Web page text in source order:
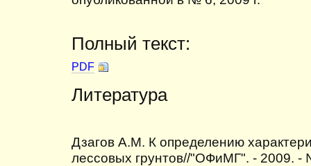
Полный текст:
PDF
Литература
Дзагов А.М. К определению
лессовых грунтов//"ОФиМГ". - 2009. -